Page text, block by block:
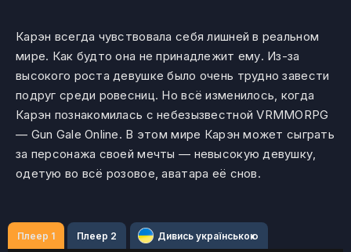
Карэн всегда чувствовала себя лишней в реальном
мире. Как будто она не принадлежит ему. Из-за
высокого роста девушке было очень трудно завести
подруг среди ровесниц. Но всё изменилось, когда
Карэн познакомилась с небезызвестной VRMMORPG
— Gun Gale Online. В этом мире Карэн может сыграть
за персонажа своей мечты — невысокую девушку,
одетую во всё розовое, аватара её снов.
Плеер 1 Плеер 2 Дивись українською